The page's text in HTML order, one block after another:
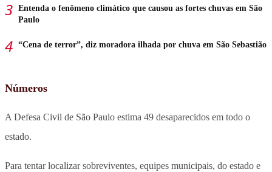
Entenda o fenômeno climático que causou as fortes chuvas em São
Paulo
“Cena de terror”, diz moradora ilhada por chuva em São Sebastião
Números
A Defesa Civil de São Paulo estima 49 desaparecidos em todo o
estado.
Para tentar localizar sobreviventes, equipes municipais, do estado e